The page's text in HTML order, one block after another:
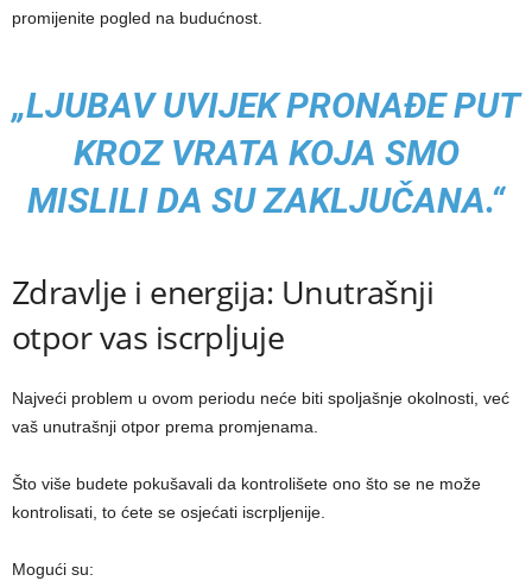
promijenite pogled na budućnost.
„LJUBAV UVIJEK PRONAĐE PUT
KROZ VRATA KOJA SMO
MISLILI DA SU ZAKLJUČANA.“
Zdravlje i energija: Unutrašnji
otpor vas iscrpljuje
Najveći problem u ovom periodu neće biti spoljašnje okolnosti, već
vaš unutrašnji otpor prema promjenama.
Što više budete pokušavali da kontrolišete ono što se ne može
kontrolisati, to ćete se osjećati iscrpljenije.
Mogući su: